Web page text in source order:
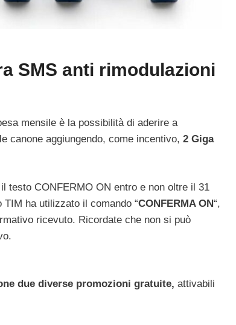
SMS anti rimodulazioni
mensile è la possibilità di aderire a
canone aggiungendo, come incentivo, 2 Giga
testo CONFERMO ON entro e non oltre il 31
ha utilizzato il comando “CONFERMA ON“,
ricevuto. Ricordate che non si può
due diverse promozioni gratuite, attivabili